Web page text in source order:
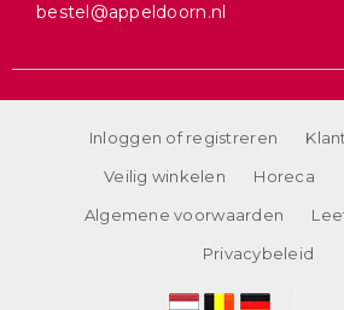
bestel@appeldoorn.nl
Inloggen of registreren
Veilig winkelen
Horeca
Algemene voorwaarden
Privacybeleid